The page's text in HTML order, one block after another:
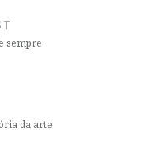
sempre
da arte